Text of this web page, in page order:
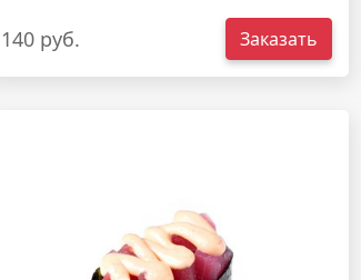
140 руб. Заказать